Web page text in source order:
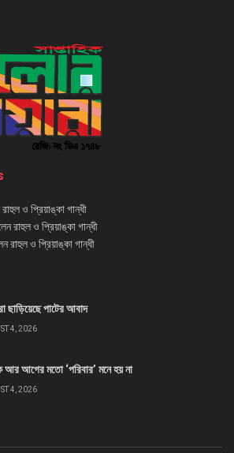
ও প্রিয়াঙ্কা গান্ধী
রাহুল ও প্রিয়াঙ্কা গান্ধী
রাহুল ও প্রিয়াঙ্কা গান্ধী
ছাড়িয়েছে পাটের আবাদ
4, 2026
আর আগের মতো ‘পরিবার’ মনে হয় না
4, 2026